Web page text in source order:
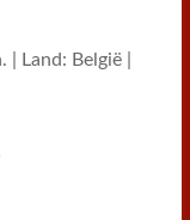
Land: België |